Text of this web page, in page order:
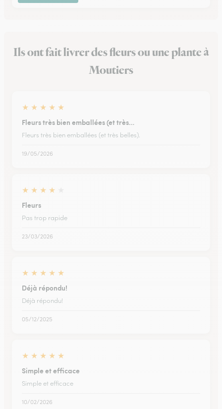
Ils ont fait livrer des fleurs ou une plante à
Moutiers
★ ★ ★ ★ ★
Fleurs très bien emballées (et très…
Fleurs très bien emballées (et très belles).
19/05/2026
★ ★ ★ ★
Fleurs
Pas trop rapide
23/03/2026
★ ★ ★ ★ ★
Déjà répondu!
Déjà répondu!
05/12/2025
★ ★ ★ ★ ★
Simple et efficace
Simple et efficace
10/02/2026